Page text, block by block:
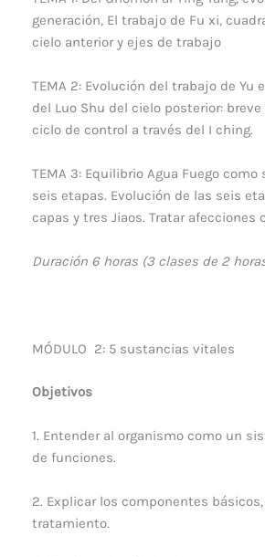
generación, El trabajo de Fu xi,
cielo anterior y ejes de trabajo
TEMA 2: Evolución del trabajo de Yu
del Luo Shu del cielo posterior:
ciclo de control a través del I ching.
TEMA 3: Equilibrio Agua Fuego
seis etapas. Evolución de las seis
capas y tres Jiaos. Tratar afecciones
Duración 6 horas (3 clases de 2
MÓDULO 2: 5 sustancias vitales
Objetivos
1. Entender al organismo como un
de funciones.
2. Explicar los componentes
tratamiento.